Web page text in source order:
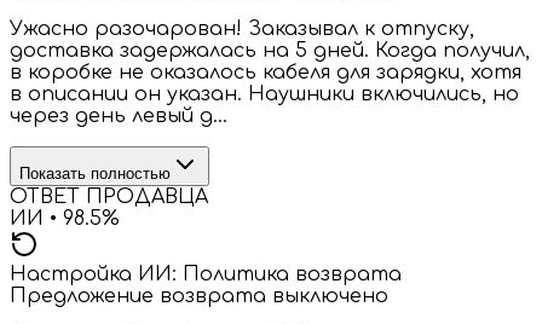
Ужасно разочарован! Заказывал к отпуску,
доставка задержалась на 5 дней. Когда получил,
в коробке не оказалось кабеля для зарядки, хотя
в описании он указан. Наушники включились, но
через день левый д...
Показать полностью
ОТВЕТ ПРОДАВЦА
ИИ • 98.5%
Настройка ИИ: Политика возврата
Предложение возврата выключено